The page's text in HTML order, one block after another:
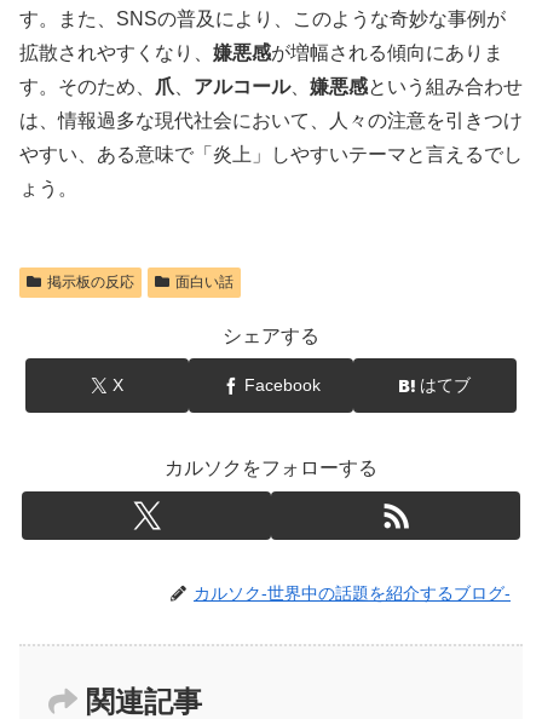
す。また、SNSの普及により、このような奇妙な事例が
拡散されやすくなり、 嫌悪感が増幅される傾向にありま
す。そのため、
爪 アルコール、 嫌悪感という組み合わせ
は、情報過多な現代社会において、人々の注意を引きつけ
やすい、ある意味で「炎上」しやすいテーマと言えるでし
ょう。
掲示板の反応 面白い話
シェアする
X Facebook はてブ
カルソクをフォローする
カルソク-世界中の話題を紹介するブログ-
関連記事